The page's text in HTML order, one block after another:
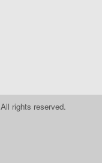
rights reserved.